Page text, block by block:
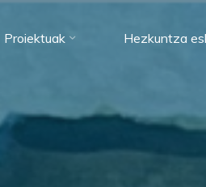
Proiektuak Hezkuntza